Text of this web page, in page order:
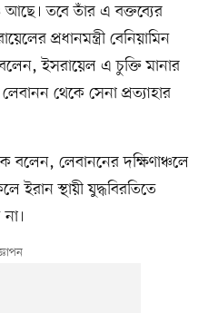
তবে তাঁর এ বক্তব্যের
প্রধানমন্ত্রী বেনিয়ামিন
ইসরায়েল এ চুক্তি মানার
থেকে সেনা প্রত্যাহার
বলেন, লেবাননের দক্ষিণাঞ্চলে
ইরান স্থায়ী যুদ্ধবিরতিতে